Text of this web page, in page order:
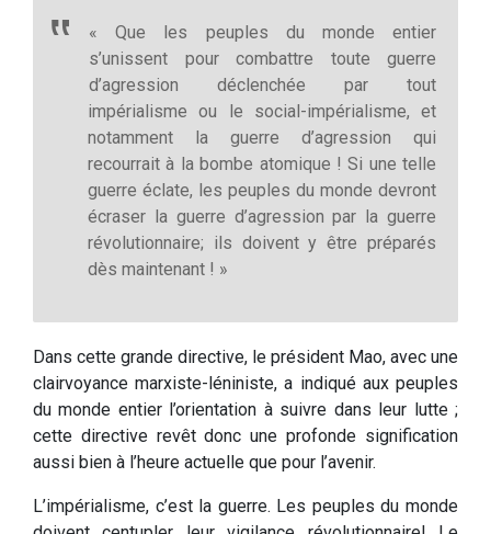
« Que les peuples du monde entier
s’unissent pour combattre toute guerre
d’agression déclenchée par tout
impérialisme ou le social-impérialisme, et
notamment la guerre d’agression qui
recourrait à la bombe atomique ! Si une telle
guerre éclate, les peuples du monde devront
écraser la guerre d’agression par la guerre
révolutionnaire; ils doivent y être préparés
dès maintenant ! »
Dans cette grande directive, le président Mao, avec une
clairvoyance marxiste-léniniste, a indiqué aux peuples
du monde entier l’orientation à suivre dans leur lutte ;
cette directive revêt donc une profonde signification
aussi bien à l’heure actuelle que pour l’avenir.
L’impérialisme, c’est la guerre. Les peuples du monde